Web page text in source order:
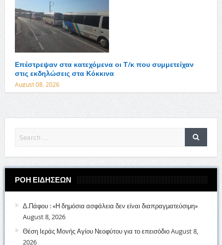
Επέστρεψαν στα κατεχόμενα οι Τ/κ που συμμετείχαν
στις εκδηλώσεις στα Κόκκινα
August 08, 2026
ΡΟΗ ΕΙΔΗΣΕΩΝ
Δ.Πάφου : «Η δημόσια ασφάλεια δεν είναι διαπραγματεύσιμη»
August 8, 2026
Θέση Ιεράς Μονής Αγίου Νεοφύτου για το επεισόδιοAugust 8,
2026